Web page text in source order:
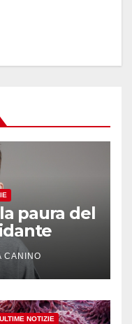
paura del
CANINO
ULTIME NOTIZIE